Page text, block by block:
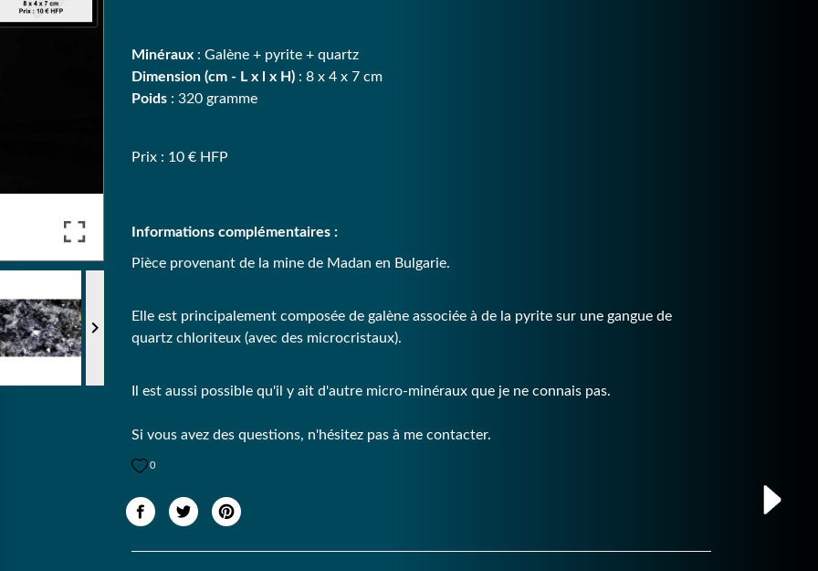

Minéraux : Galène + pyrite + quartz
Dimension (cm - L x l x H) : 8 x 4 x 7 cm
Poids : 320 gramme
Prix : 10 € HFP
Informations complémentaires :
Pièce provenant de la mine de Madan en Bulgarie.
Elle est principalement composée de galène associée à de la pyrite sur une gangue de
quartz chloriteux (avec des microcristaux).
Il est aussi possible qu'il y ait d'autre micro-minéraux que je ne connais pas.
Si vous avez des questions, n'hésitez pas à me contacter.
0